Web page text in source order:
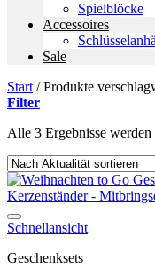
Spielblöcke
Accessoires
Sale
Start /Produkte
Filter
Alle 3 Ergebnisse werden
Schnellansicht
Geschenksets